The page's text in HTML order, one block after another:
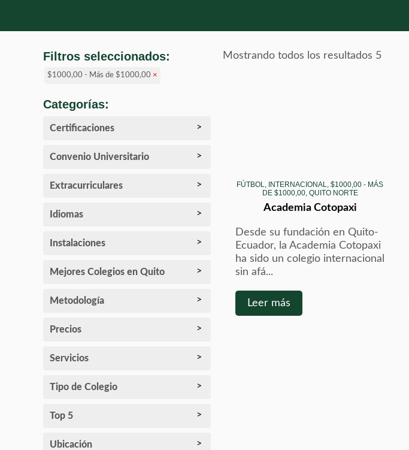
Filtros seleccionados:
$1000,00 - Más de $1000,00 ×
Categorías:
Certificaciones
Convenio Universitario
Extracurriculares
Idiomas
Instalaciones
Mejores Colegios en Quito
Metodología
Precios
Servicios
Tipo de Colegio
Top 5
Ubicación
Mostrando todos los resultados 5
FÚTBOL, INTERNACIONAL, $1000,00 - MÁS
DE $1000,00, QUITO NORTE
Academia Cotopaxi
Desde su fundación en Quito-
Ecuador, la Academia Cotopaxi
ha sido un colegio internacional
sin afá...
Leer más